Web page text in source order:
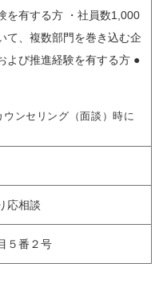
を有する方 ・社員数1,000
て、複数部門を巻き込む企
よび推進経験を有する方 ●
ンセリング（面談）時に
応相談
５番２号